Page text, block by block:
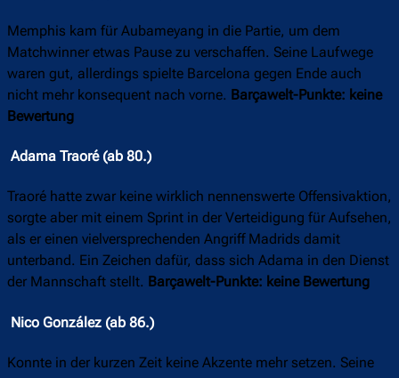
Memphis kam für Aubameyang in die Partie, um dem
Matchwinner etwas Pause zu verschaffen. Seine Laufwege
waren gut, allerdings spielte Barcelona gegen Ende auch
nicht mehr konsequent nach vorne. Barçawelt-Punkte: keine
Bewertung
Adama Traoré (ab 80.)
Traoré hatte zwar keine wirklich nennenswerte Offensivaktion,
sorgte aber mit einem Sprint in der Verteidigung für Aufsehen,
als er einen vielversprechenden Angriff Madrids damit
unterband. Ein Zeichen dafür, dass sich Adama in den Dienst
der Mannschaft stellt. Barçawelt-Punkte: keine Bewertung
Nico González (ab 86.)
Konnte in der kurzen Zeit keine Akzente mehr setzen. Seine